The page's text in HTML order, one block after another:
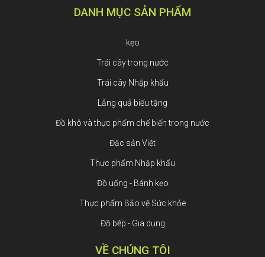
DANH MỤC SẢN PHẨM
kẹo
Trái cây trong nước
Trái cây Nhập khẩu
Lẵng quả biếu tặng
Đồ khô và thực phẩm chế biến trong nước
Đặc sản Việt
Thực phẩm Nhập khẩu
Đồ uống - Bánh kẹo
Thực phẩm Bảo vệ Sức khỏe
Đồ bếp - Gia dụng
VỀ CHÚNG TÔI